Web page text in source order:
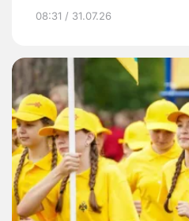
08:31 / 31.07.26